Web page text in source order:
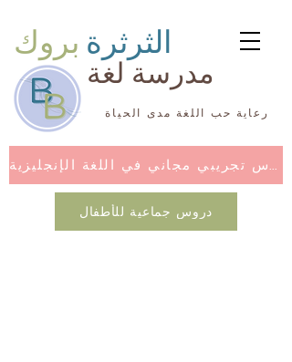
الثرثرة بروك
رعاية حب اللغة مدى الحياة
مدرسة لغة
درس تجريبي مجاني في اللغة الإنجليزية
دروس جماعية للأطفال